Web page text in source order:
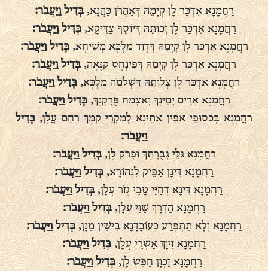
רַחֲמָנָא אִדְכַּר לָן קְיָמֵהּ דְּאַהֲרֹן כַּהֲנָא,בְּדִיל וַיַּעֲבֹר:
רַחֲמָנָא אִדְכַּר לָן זְכוּתֵהּ דְּיוֹסֵף צַדִּיקָא,בְּדִיל וַיַּעֲבֹר:
רַחֲמָנָא אִדְכַּר לָן קְיָמֵהּ דְּדָוִד מַלְכָּא מְשִׁיחָא,בְּדִיל וַיַּעֲבֹר:
רַחֲמָנָא אִדְכַּר לָן קְיָמֵהּ דְּפִינְחָס קַנָּאָה,בְּדִיל וַיַּעֲבֹר:
רַחֲמָנָא אִדְכַּר לָן צְלוֹתֵהּ דִּשְׁלֹמֹה מַלְכָּא,בְּדִיל וַיַּעֲבֹר:
רַחֲמָנָא אָרֵים יְמִינָךְ וְאַצְמַח פֻּרְקָנָךְ,בְּדִיל וַיַּעֲבֹר:
רַחֲמָנָא בְּכִסּוּפֵי אַפִּין אָתֵינָא לְמִקְרֵי קַמָּךְ רַחֵם עֲלָן,בְּדִיל
וַיַּעֲבֹר:
רַחֲמָנָא גַּלֵּי גְבֻרְתָּךְ וּפְרֹק לָן,בְּדִיל וַיַּעֲבֹר:
רַחֲמָנָא דִּינָן אַפֵּיק לִנְהוֹרָא,בְּדִיל וַיַּעֲבֹר:
רַחֲמָנָא דִּינָא דְחַיֵּי טָבֵי גְּזֹר עֲלָן,בְּדִיל וַיַּעֲבֹר:
רַחֲמָנָא הַדְרָךְ שַׁוִּי עֲלָן,בְּדִיל וַיַּעֲבֹר:
רַחֲמָנָא וְלָא תִתְפְּרַע כְּעוֹבָדָנָא בִּישִׁין מִנָּן,בְּדִיל וַיַּעֲבֹר:
רַחֲמָנָא זִיוָךְ אַשְרֵי עֲלָן,בְּדִיל וַיַּעֲבֹר:
רַחֲמָנָא זַכְוָן חַפֵּשׂ לָן,בְּדִיל וַיַּעֲבֹר: